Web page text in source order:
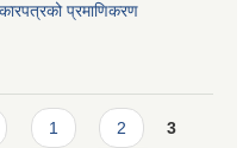
प्रमाणिकरण
1 2 3